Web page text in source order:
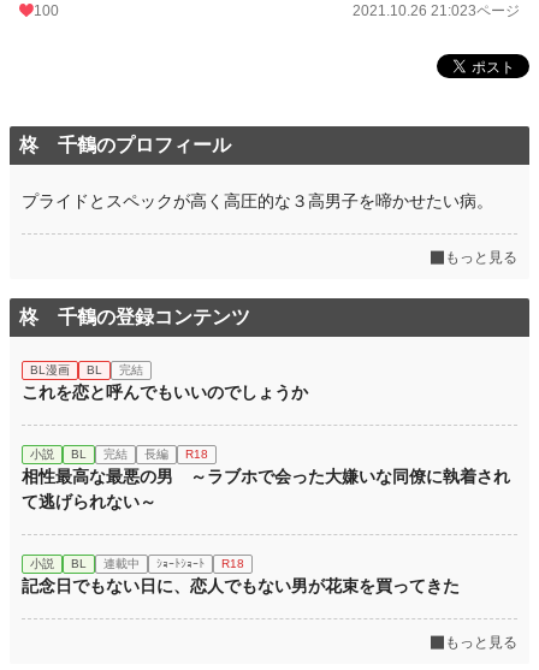
100 2021.10.26 21:023ページ
柊 千鶴のプロフィール
プライドとスペックが高く高圧的な３高男子を啼かせたい病。
もっと見る
柊 千鶴の登録コンテンツ
BL漫画 BL 完結
これを恋と呼んでもいいのでしょうか
小説 BL 完結 長編 R18
相性最高な最悪の男 ～ラブホで会った大嫌いな同僚に執着され
て逃げられない～
小説 BL 連載中 ｼｮｰﾄｼｮｰﾄ R18
記念日でもない日に、恋人でもない男が花束を買ってきた
もっと見る